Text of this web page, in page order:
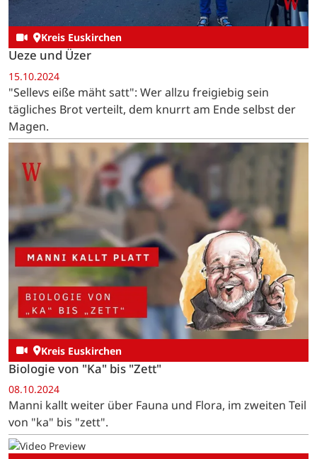
Kreis Euskirchen
Ueze und Üzer
15.10.2024
"Sellevs eiße mäht satt": Wer allzu freigiebig sein
tägliches Brot verteilt, dem knurrt am Ende selbst der
Magen.
Kreis Euskirchen
Biologie von "Ka" bis "Zett"
08.10.2024
Manni kallt weiter über Fauna und Flora, im zweiten Teil
von "ka" bis "zett".